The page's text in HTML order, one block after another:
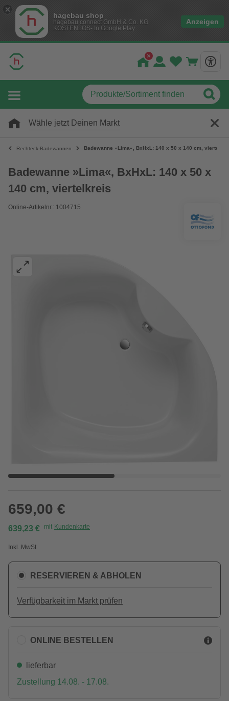
hagebau shop
hagebau connect GmbH & Co. KG
KOSTENLOS- In Google Play
Anzeigen
Wähle jetzt Deinen Markt
Rechteck-Badewannen Badewanne »Lima«, BxHxL: 140 x 50 x 140 cm,
Badewanne »Lima«, BxHxL: 140 x 50 x
140 cm, viertelkreis
Online-Artikelnr.: 1004715
659,00 €
639,23 € mit Kundenkarte
Inkl. MwSt.
RESERVIEREN & ABHOLEN
Verfügbarkeit im Markt prüfen
ONLINE BESTELLEN
lieferbar
Zustellung 14.08. - 17.08.